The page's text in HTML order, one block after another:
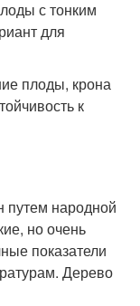
с тонким
для
плоды, крона
к
путем народной
но очень
показатели
Дерево